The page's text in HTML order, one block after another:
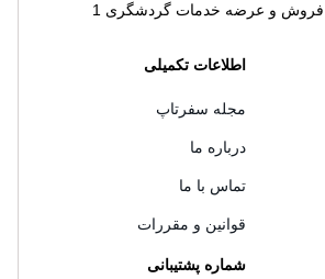
فروش و عرضه خدمات گردشگری 1
اطلاعات تکمیلی
مجله سفرتاپ
درباره ما
تماس با ما
قوانین و مقررات
شماره پشتیبانی